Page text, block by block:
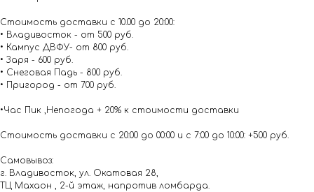
Стоимость доставки с 10.00 до 20:00:
• Владивосток - от 500 руб.
• Кампус ДВФУ- от 800 руб.
• Заря - 600 руб.
• Снеговая Падь - 800 руб.
• Пригород - от 700 руб.
•Час Пик ,Непогода + 20% к стоимости доставки
Стоимость доставки с 20:00 до 00:00 и с 7:00 до 10:00: +500 руб.
Самовывоз:
г. Владивосток, ул. Окатовая 28,
ТЦ Махаон , 2-й этаж, напротив ломбарда.